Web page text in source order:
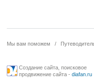
Мы вам поможем /
Создание сайта, поисковое
продвижение сайта- diafan.ru